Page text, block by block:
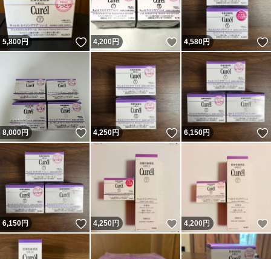
5,800円 いいね！
4,200 円 いいね！
4,580円
8,000円 いいね！
4,250円 いいね！
6,150円
6,150円 いいね！
4,250円 いいね！
4,200円